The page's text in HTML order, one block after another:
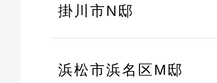
掛川市N邸
浜松市浜名区M邸